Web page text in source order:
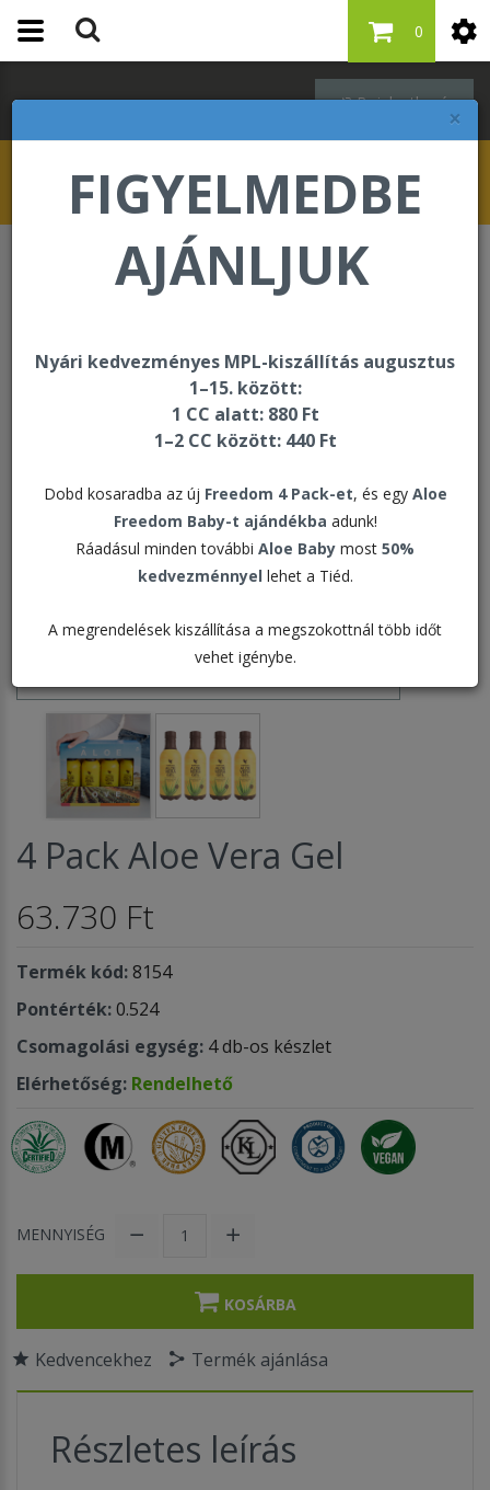
×
FIGYELMEDBE
AJÁNLJUK
Nyári kedvezményes MPL-kiszállítás augusztus
1–15. között:
1 CC alatt: 880 Ft
1–2 CC között: 440 Ft
Dobd kosaradba az új Freedom 4 Pack-et, és egy Aloe
Freedom Baby-t ajándékba adunk!
Ráadásul minden további Aloe Baby most 50%
kedvezménnyel lehet a Tiéd.
A megrendelések kiszállítása a megszokottnál több időt
vehet igénybe.
Bejelentkezés
0
Egységcsomagok 4 Pack Aloe Vera Gel
4 Pack Aloe Vera Gel
63.730 Ft
Termék kód:8154
Pontérték:0.524
Csomagolási egység: 4 db-os készlet
Elérhetőség: Rendelhető
MENNYISÉG
KOSÁRBA
Kedvencekhez Termék ajánlása
Részletes leírás